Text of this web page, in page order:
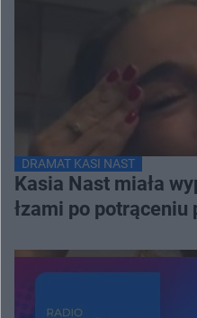
DRAMAT KASI NAST
Kasia Nast miała
łzami po potrąceniu